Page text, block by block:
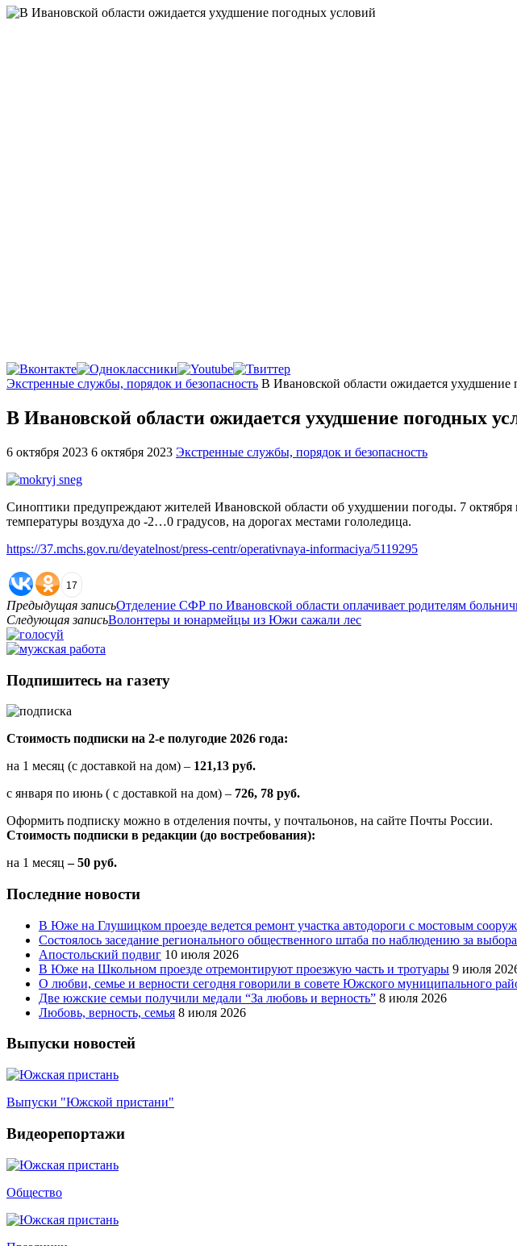
Главная
Экстренные службы, порядок и безопасность В Ивановской области ожидается ухудшение
В Ивановской области ожидается ухудшение погодных
6 октября 2023 6 октября 2023 Экстренные службы, порядок и безопасность
Синоптики предупреждают жителей Ивановской области об ухудшении погоды. 7
температуры воздуха до -2…0 градусов, на дорогах местами гололедица.
https://37.mchs.gov.ru/deyatelnost/press-centr/operativnaya-informaciya/5119295
17
Предыдущая записьОтделение СФР по Ивановской области оплачивает родителям
Следующая записьВолонтеры и юнармейцы из Южи сажали лес
Подпишитесь на газету
Стоимость подписки на 2-е полугодие 2026 года:
на 1 месяц (с доставкой на дом) – 121,13 руб.
с января по июнь ( с доставкой на дом) – 726, 78 руб.
Оформить подписку можно в отделения почты, у почтальонов, на сайте Почты России.
Стоимость подписки в редакции (до востребования):
на 1 месяц – 50 руб.
Последние новости
В Юже на Глушицком проезде ведется ремонт участка автодороги с мостовым
Состоялось заседание регионального общественного штаба по наблюдению за
Апостольский подвиг 10 июля 2026
В Юже на Школьном проезде отремонтируют проезжую часть и тротуары 9 июля
О любви, семье и верности сегодня говорили в совете Южского муниципального
Две южские семьи получили медали “За любовь и верность” 8 июля 2026
Любовь, верность, семья 8 июля 2026
Выпуски новостей
Выпуски "Южской пристани"
Видеорепортажи
Общество